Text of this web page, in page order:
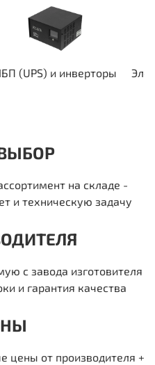
(UPS) и инверторы
на складе -
и техническую задачу
с завода изготовителя
и гарантия качества
цены от производителя +